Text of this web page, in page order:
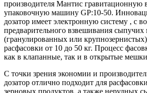
производителя Мантис
упаковочную машину GP:10-50.
дозатор имеет электронную систему , с
предварительного взвешивания сыпучих
(гранулированных или
расфасовки от 10 до 50 кг. Процесс
как в клапанные, так и в открытые
С точки зрения экономии и
дозатор отлично подходит для